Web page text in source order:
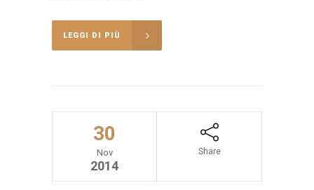
LEGGI DI PIÙ
30
Nov
2014
Share